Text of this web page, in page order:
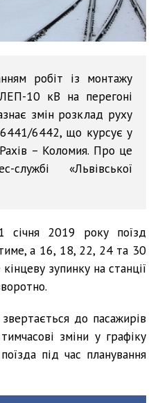
робіт із монтажу
10 кВ на перегоні
змін розклад руху
6442, що курсує у
– Коломия. Про це
«Львівської
2019 року поїзд
а 16, 18, 22, 24 та 30
зупинку на станції
до пасажирів
зміни у графіку
під час планування